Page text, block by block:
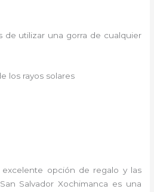
de utilizar una gorra de cualquier
los rayos solares
excelente opción de regalo y las
San Salvador Xochimanca es una